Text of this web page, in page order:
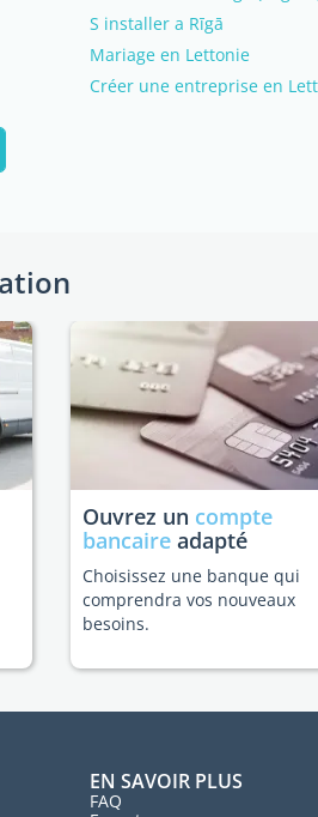
S installer a Rīgā
Mariage en Lettonie
Créer une entreprise en
Ouvrez un compte
bancaire adapté
Choisissez une banque qui
comprendra vos nouveaux
besoins.
EN SAVOIR PLUS
FAQ